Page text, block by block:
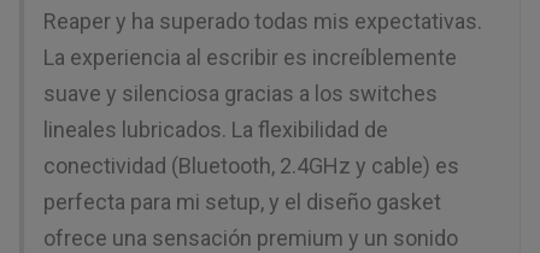
Reaper y ha superado todas mis expectativas.
La experiencia al escribir es increíblemente
suave y silenciosa gracias a los switches
lineales lubricados. La flexibilidad de
conectividad (Bluetooth, 2.4GHz y cable) es
perfecta para mi setup, y el diseño gasket
ofrece una sensación premium y un sonido